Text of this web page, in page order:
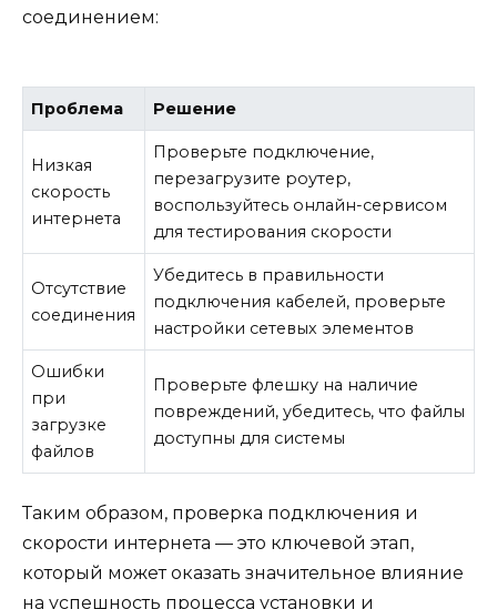
соединением:
Проблема Решение
Низкая
скорость
интернета
Проверьте подключение,
перезагрузите роутер,
воспользуйтесь онлайн-сервисом
для тестирования скорости
Отсутствие
соединения
Убедитесь в правильности
подключения кабелей, проверьте
настройки сетевых элементов
Ошибки
при
загрузке
файлов
Проверьте флешку на наличие
повреждений, убедитесь, что файлы
доступны для системы
Таким образом, проверка подключения и
скорости интернета — это ключевой этап,
который может оказать значительное влияние
на успешность процесса установки и